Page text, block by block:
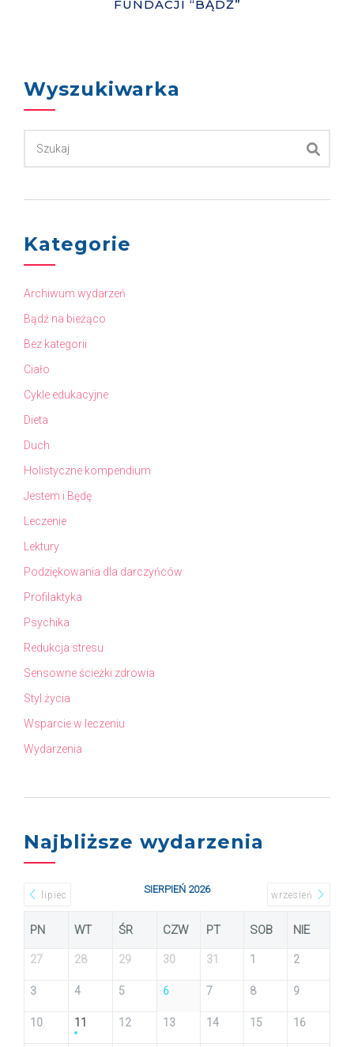
FUNDACJI “BĄDŹ”
Wyszukiwarka
Kategorie
Archiwum wydarzeń
Bądź na bieżąco
Bez kategorii
Ciało
Cykle edukacyjne
Dieta
Duch
Holistyczne kompendium
Jestem i Będę
Leczenie
Lektury
Podziękowania dla darczyńców
Profilaktyka
Psychika
Redukcja stresu
Sensowne ścieżki zdrowia
Styl życia
Wsparcie w leczeniu
Wydarzenia
Najbliższe wydarzenia
lipiec SIERPIEŃ 2026 wrzesień
PN WT ŚR CZW PT SOB NIE
27 28 29 30 31 1 2
3 4 5 6 7 8 9
10 11 12 13 14 15 16